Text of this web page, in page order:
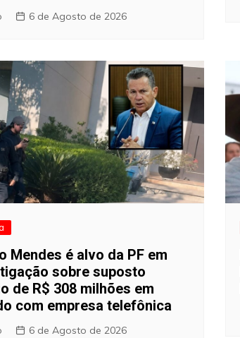
6 de Agosto de 2026
Mendes é alvo da PF em
sobre suposto
de R$ 308 milhões em
com empresa telefônica
6 de Agosto de 2026